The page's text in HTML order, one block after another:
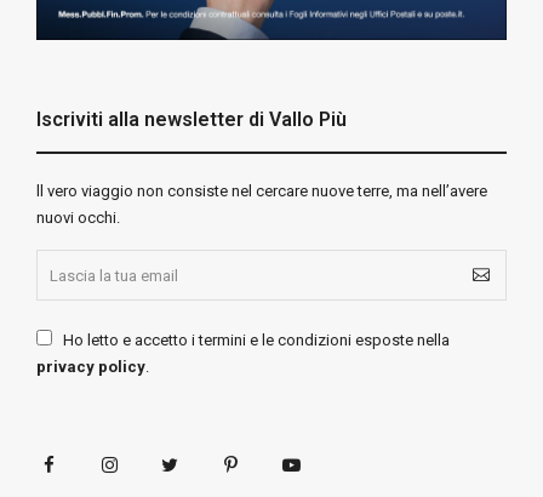
Iscriviti alla newsletter di Vallo Più
ll vero viaggio non consiste nel cercare nuove terre, ma nell’avere
nuovi occhi.
Ho letto e accetto i termini e le condizioni esposte nella
privacy policy.